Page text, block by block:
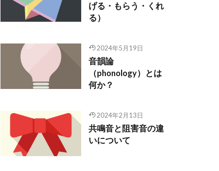
げる・もらう・くれ
る）
2024年5月19日
音韻論
（phonology）とは
何か？
2024年2月13日
共鳴音と阻害音の違
いについて